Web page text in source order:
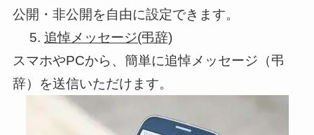
公開・非公開を自由に設定できます。
5. 追悼メッセージ(弔辞)
スマホやPCから、簡単に追悼メッセージ（弔
辞）を送信いただけます。